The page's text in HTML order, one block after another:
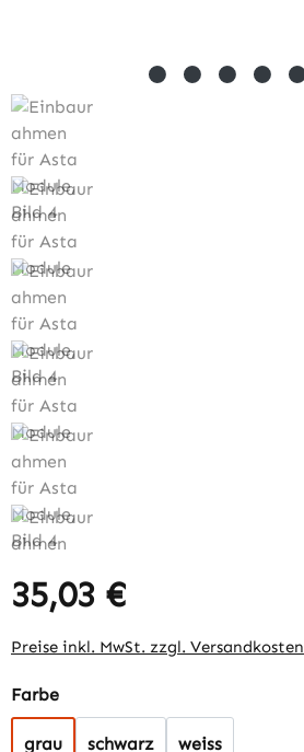
Regulärer Preis:
35,03 €
Preise inkl. MwSt. zzgl. Versandkosten
Farbeauswählen
grau schwarz weiss